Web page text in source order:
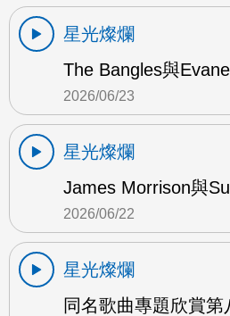
星光燦爛
The Bangles與
2026/06/23
星光燦爛
James Morrison與
2026/06/22
星光燦爛
同名歌曲專題欣賞第